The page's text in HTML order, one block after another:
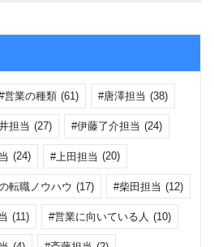
営業の種類 (61) 唐澤担当 (38)
担当 (27) 伊藤了介担当 (24)
(24) 上田担当 (20)
転職ノウハウ (17) 柴田担当 (12)
(11) 営業に向いている人 (10)